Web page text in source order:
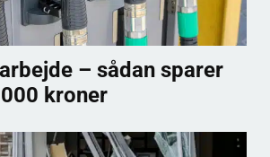
– sådan sparer
kroner